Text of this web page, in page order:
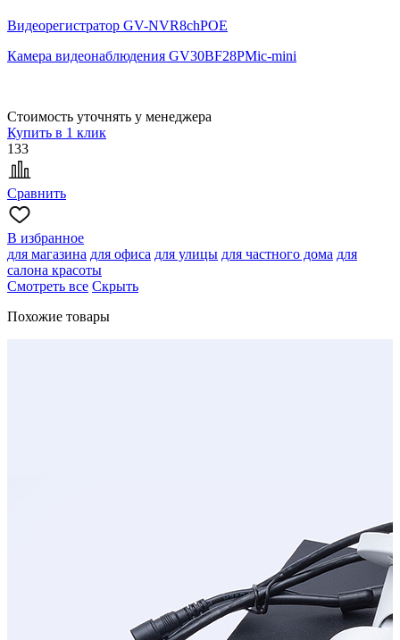
Видеорегистратор GV-NVR8chPOE
Камера видеонаблюдения GV30BF28PMic-mini
Стоимость уточнять у менеджера
Купить в 1 клик
133
Сравнить
В избранное
для магазина для офиса для улицы для частного дома для
салона красоты
Смотреть все Скрыть
Похожие товары